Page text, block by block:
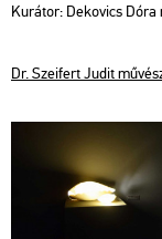
Ku­rá­tor: De­ko­vics
Dr. Szei­fert Judit